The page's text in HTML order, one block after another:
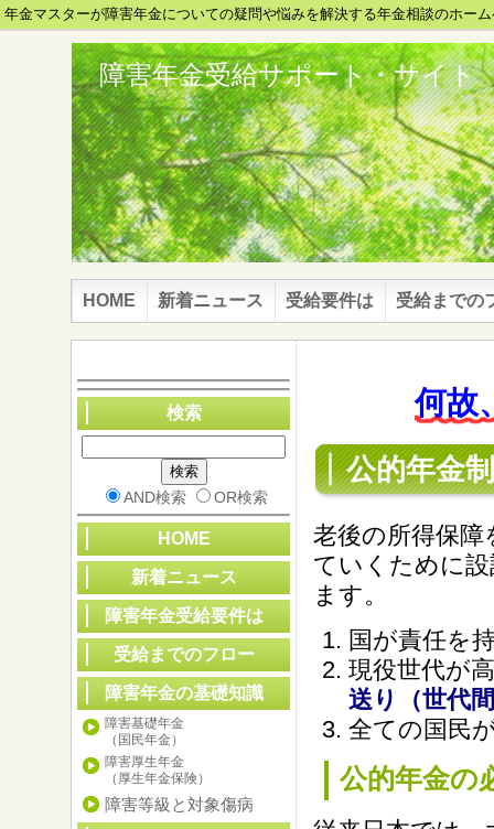
年金マスターが障害年金についての疑問や悩みを解決する年金相談のホー
障害年金受給サポート・サイト
HOME 新着ニュース 受給要件は 受給までの
何故
公的年金
老後の所得保
ていくために
ます。
国が責任を
現役世代が
送り（世代
全ての国民
公的年金の
検索
AND検索 OR検索
HOME
新着ニュース
障害年金受給要件は
受給までのフロー
障害年金の基礎知識
障害基礎年金
（国民年金）
障害厚生年金
（厚生年金保険）
障害等級と対象傷病